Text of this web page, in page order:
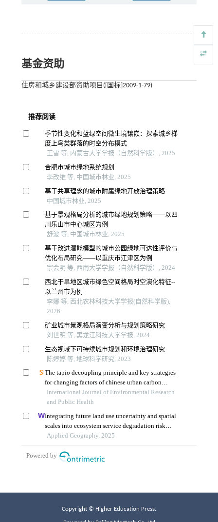
基金资助
住房和城乡建设部资助项目([国标]2009-1-79)
Copyright © Higher Education Press.